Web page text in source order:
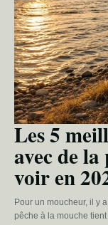
Les 5
avec de la
voir en
Pour un moucheur, il y
pêche à la mouche